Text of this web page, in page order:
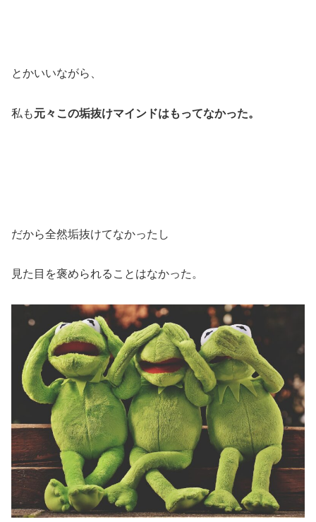
とかいいながら、
私も元々この垢抜けマインドはもってなかった。
だから全然垢抜けてなかったし
見た目を褒められることはなかった。